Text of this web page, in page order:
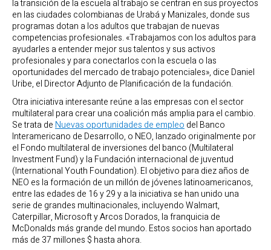
la transición de la escuela al trabajo se centran en sus proyectos
en las ciudades colombianas de Urabá y Manizales, donde sus
programas dotan a los adultos que trabajan de nuevas
competencias profesionales. «Trabajamos con los adultos para
ayudarles a entender mejor sus talentos y sus activos
profesionales y para conectarlos con la escuela o las
oportunidades del mercado de trabajo potenciales», dice Daniel
Uribe, el Director Adjunto de Planificación de la fundación.
Otra iniciativa interesante reúne a las empresas con el sector
multilateral para crear una coalición más amplia para el cambio.
Se trata deNuevas oportunidades de empleodel Banco
Interamericano de Desarrollo, o NEO, lanzado originalmente por
el Fondo multilateral de inversiones del banco (Multilateral
Investment Fund) y la Fundación internacional de juventud
(International Youth Foundation). El objetivo para diez años de
NEO es la formación de un millón de jóvenes latinoamericanos,
entre las edades de 16 y 29 y a la iniciativa se han unido una
serie de grandes multinacionales, incluyendo Walmart,
Caterpillar, Microsoft y Arcos Dorados, la franquicia de
McDonalds más grande del mundo. Estos socios han aportado
más de 37 millones $ hasta ahora.